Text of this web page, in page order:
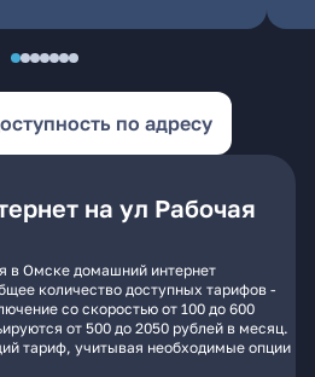
по адресу
на ул Рабочая
в Омске домашний интернет
количество доступных тарифов -
со скоростью от 100 до 600
от 500 до 2050 рублей в месяц.
тариф, учитывая необходимые опции